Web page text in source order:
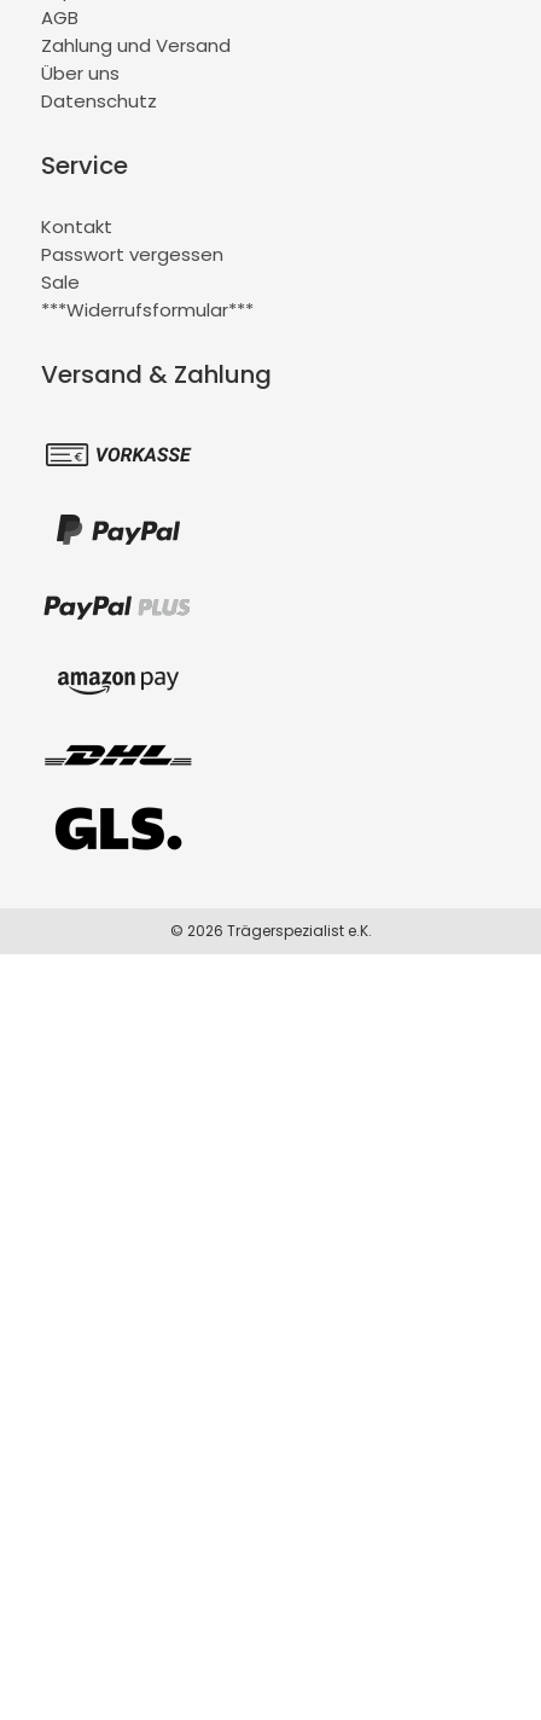
AGB
Zahlung und Versand
Über uns
Datenschutz
Service
Kontakt
Passwort vergessen
Sale
***Widerrufsformular***
Versand & Zahlung
© 2026 Trägerspezialist e.K.